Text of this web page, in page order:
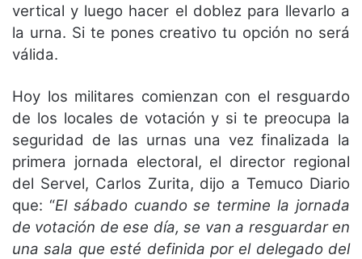
vertical y luego hacer el doblez para llevarlo a
la urna. Si te pones creativo tu opción no será
válida.
Hoy los militares comienzan con el resguardo
de los locales de votación y si te preocupa la
seguridad de las urnas una vez finalizada la
primera jornada electoral, el director regional
del Servel, Carlos Zurita, dijo a Temuco Diario
que: “El sábado cuando se termine la jornada
de votación de ese día, se van a resguardar en
una sala que esté definida por el delegado del